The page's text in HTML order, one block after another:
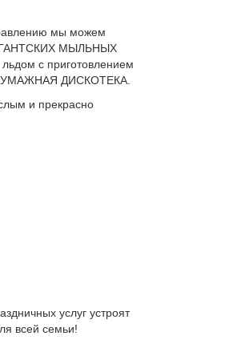
мы можем
МЫЛЬНЫХ
с приготовлением
БУМАЖНАЯ ДИСКОТЕКА.
и прекрасно
услуг устроят
всей семьи!